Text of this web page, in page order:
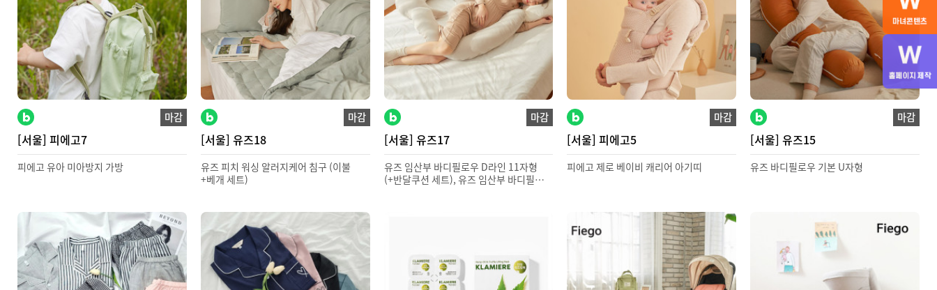
마감
[서울] 피에고7
피에고 유아 미아방지 가방
마감
[서울] 유즈18
유즈 피치 워싱 알러지케어 침구 (이불
+베개 세트)
마감
[서울] 유즈17
유즈 임산부 바디필로우 D라인 11자형
(+반달쿠션 세트), 유즈 임산부 바디필로우
마감
[서울] 피에고5
피에고 제로 베이비 캐리어 아기띠
마감
[서울] 유즈15
유즈 바디필로우 기본 U자형